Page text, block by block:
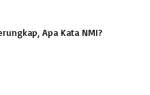
Apa Kata NMI?